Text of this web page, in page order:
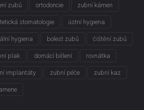
zubů ortodoncie zubní kámen
stomatologie ústní hygiena
hygiena bolest zubů čištění zubů
plak domácí bělení rovnátka
implantáty zubní péče zubní kaz